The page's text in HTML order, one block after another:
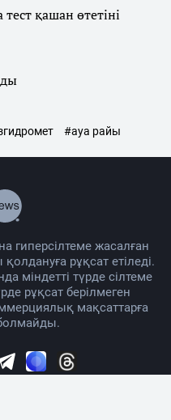
қашан өтетіні
#ауа райы
гиперсілтеме жасалған
рұқсат етіледі.
міндетті түрде сілтеме
рұқсат берілмеген
мақсаттарға